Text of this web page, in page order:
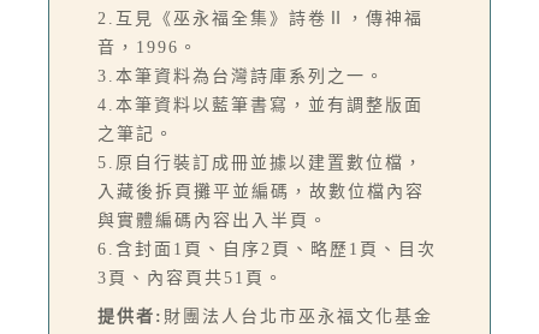
2.互見《巫永福全集》詩卷Ⅱ，傳神福
音，1996。
3.本筆資料為台灣詩庫系列之一。
4.本筆資料以藍筆書寫，並有調整版面
之筆記。
5.原自行裝訂成冊並據以建置數位檔，
入藏後拆頁攤平並編碼，故數位檔內容
與實體編碼內容出入半頁。
6.含封面1頁、自序2頁、略歷1頁、目次
3頁、內容頁共51頁。
提供者: 財團法人台北市巫永福文化基金